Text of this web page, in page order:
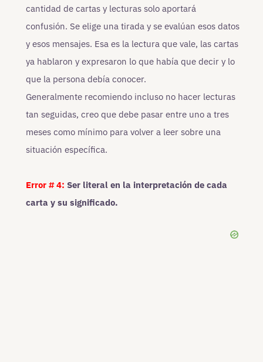
cantidad de cartas y lecturas solo aportará
confusión. Se elige una tirada y se evalúan esos datos
y esos mensajes. Esa es la lectura que vale, las cartas
ya hablaron y expresaron lo que había que decir y lo
que la persona debía conocer.
Generalmente recomiendo incluso no hacer lecturas
tan seguidas, creo que debe pasar entre uno a tres
meses como mínimo para volver a leer sobre una
situación específica.
Error # 4: Ser literal en la interpretación de cada
carta y su significado.